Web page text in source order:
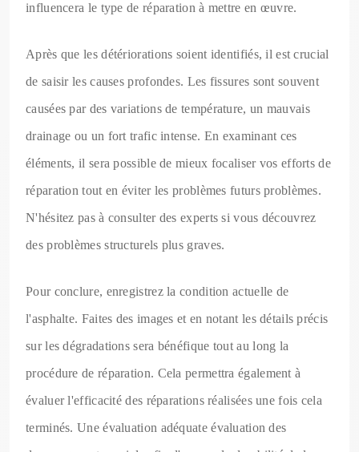
influencera le type de réparation à mettre en œuvre.
Après que les détériorations soient identifiés, il est crucial
de saisir les causes profondes. Les fissures sont souvent
causées par des variations de température, un mauvais
drainage ou un fort trafic intense. En examinant ces
éléments, il sera possible de mieux focaliser vos efforts de
réparation tout en éviter les problèmes futurs problèmes.
N'hésitez pas à consulter des experts si vous découvrez
des problèmes structurels plus graves.
Pour conclure, enregistrez la condition actuelle de
l'asphalte. Faites des images et en notant les détails précis
sur les dégradations sera bénéfique tout au long la
procédure de réparation. Cela permettra également à
évaluer l'efficacité des réparations réalisées une fois cela
terminés. Une évaluation adéquate évaluation des